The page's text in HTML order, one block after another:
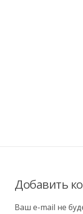
Добавить
Ваш e-mail не